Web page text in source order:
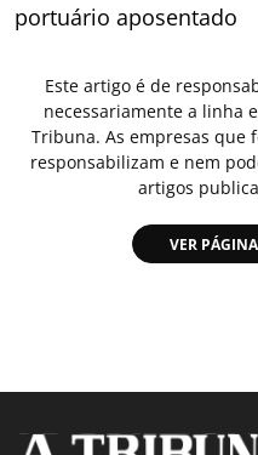
portuário aposentado
Este artigo é de
necessariamente a linha
Tribuna. As empresas que
responsabilizam e nem
artigos
VER